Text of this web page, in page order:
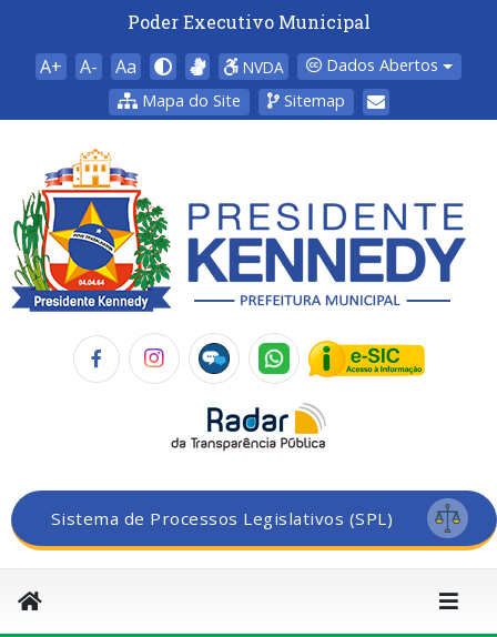
Poder Executivo Municipal
A+ A- Aa NVDA
Dados Abertos
Mapa do Site
Sitemap
Sistema de Processos Legislativos (SPL)